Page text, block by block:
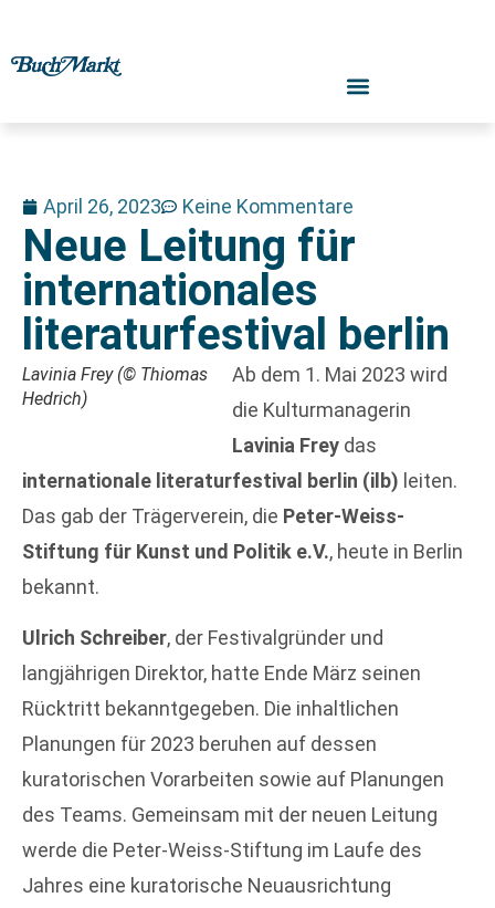
April 26, 2023 Keine Kommentare
Neue Leitung für
internationales
literaturfestival berlin
Lavinia Frey (© Thiomas
Hedrich)
Ab dem 1. Mai 2023 wird
die Kulturmanagerin
Lavinia Frey das
internationale literaturfestival berlin (ilb) leiten.
Das gab der Trägerverein, die Peter-Weiss-
Stiftung für Kunst und Politik e.V., heute in Berlin
bekannt.
Ulrich Schreiber, der Festivalgründer und
langjährigen Direktor, hatte Ende März seinen
Rücktritt bekanntgegeben. Die inhaltlichen
Planungen für 2023 beruhen auf dessen
kuratorischen Vorarbeiten sowie auf Planungen
des Teams. Gemeinsam mit der neuen Leitung
werde die Peter-Weiss-Stiftung im Laufe des
Jahres eine kuratorische Neuausrichtung